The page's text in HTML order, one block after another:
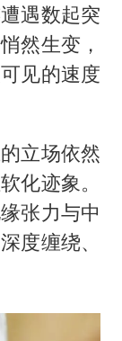
遇数起突
然生变，
见的速度
立场依然
化迹象。
张力与中
度缠绕、